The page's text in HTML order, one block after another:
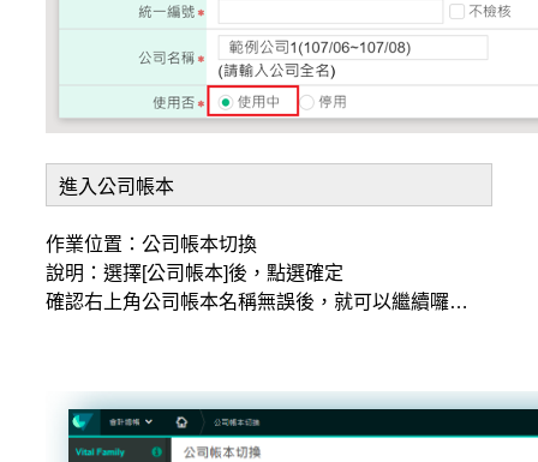
進入公司帳本
作業位置：公司帳本切換
說明：選擇[公司帳本]後，點選確定
確認右上角公司帳本名稱無誤後，就可以繼續囉…